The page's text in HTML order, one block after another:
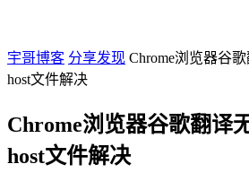
宇哥博客 分享发现 Chrome浏览器谷
host文件解决
Chrome浏览器谷歌翻译
host文件解决